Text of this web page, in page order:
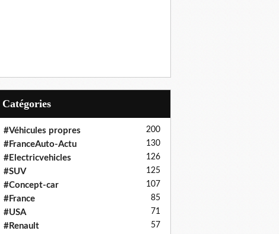
Catégories
#Véhicules propres 200
#FranceAuto-Actu 130
#Electricvehicles 126
#SUV 125
#Concept-car 107
#France 85
#USA 71
#Renault 57